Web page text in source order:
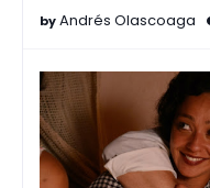
Andrés Olascoaga